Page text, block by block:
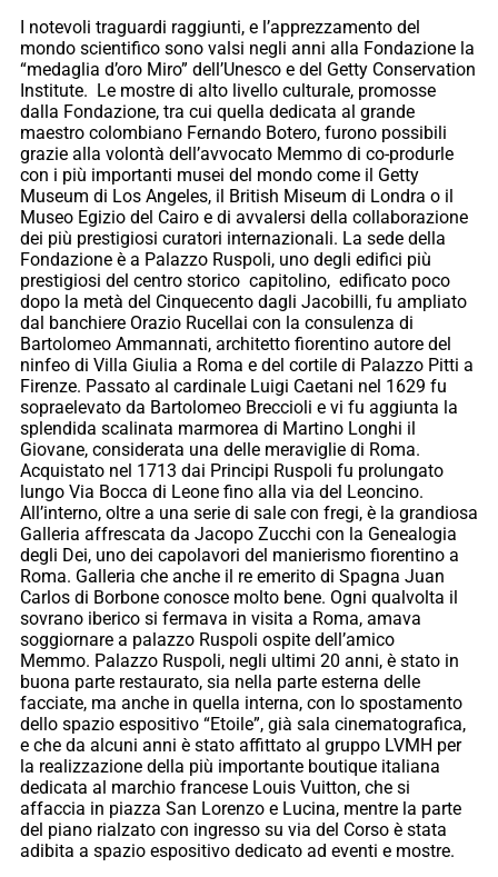
I notevoli traguardi raggiunti, e l’apprezzamento del
mondo scientifico sono valsi negli anni alla Fondazione la
“medaglia d’oro Miro” dell’Unesco e del Getty Conservation
Institute. Le mostre di alto livello culturale, promosse
dalla Fondazione, tra cui quella dedicata al grande
maestro colombiano Fernando Botero, furono possibili
grazie alla volontà dell’avvocato Memmo di co-produrle
con i più importanti musei del mondo come il Getty
Museum di Los Angeles, il British Miseum di Londra o il
Museo Egizio del Cairo e di avvalersi della collaborazione
dei più prestigiosi curatori internazionali. La sede della
Fondazione è a Palazzo Ruspoli, uno degli edifici più
prestigiosi del centro storico capitolino, edificato poco
dopo la metà del Cinquecento dagli Jacobilli, fu ampliato
dal banchiere Orazio Rucellai con la consulenza di
Bartolomeo Ammannati, architetto fiorentino autore del
ninfeo di Villa Giulia a Roma e del cortile di Palazzo Pitti a
Firenze. Passato al cardinale Luigi Caetani nel 1629 fu
sopraelevato da Bartolomeo Breccioli e vi fu aggiunta la
splendida scalinata marmorea di Martino Longhi il
Giovane, considerata una delle meraviglie di Roma.
Acquistato nel 1713 dai Principi Ruspoli fu prolungato
lungo Via Bocca di Leone fino alla via del Leoncino.
All’interno, oltre a una serie di sale con fregi, è la grandiosa
Galleria affrescata da Jacopo Zucchi con la Genealogia
degli Dei, uno dei capolavori del manierismo fiorentino a
Roma. Galleria che anche il re emerito di Spagna Juan
Carlos di Borbone conosce molto bene. Ogni qualvolta il
sovrano iberico si fermava in visita a Roma, amava
soggiornare a palazzo Ruspoli ospite dell’amico
Memmo. Palazzo Ruspoli, negli ultimi 20 anni, è stato in
buona parte restaurato, sia nella parte esterna delle
facciate, ma anche in quella interna, con lo spostamento
dello spazio espositivo “Etoile”, già sala cinematografica,
e che da alcuni anni è stato affittato al gruppo LVMH per
la realizzazione della più importante boutique italiana
dedicata al marchio francese Louis Vuitton, che si
affaccia in piazza San Lorenzo e Lucina, mentre la parte
del piano rialzato con ingresso su via del Corso è stata
adibita a spazio espositivo dedicato ad eventi e mostre.